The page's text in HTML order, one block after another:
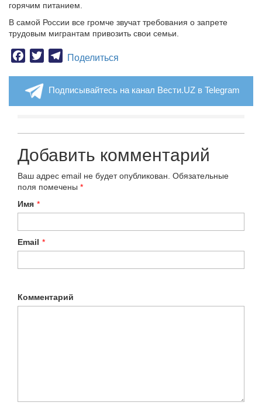
горячим питанием.
В самой России все громче звучат требования о запрете
трудовым мигрантам привозить свои семьи.
Facebook
TwitterTelegram
Поделиться
Подписывайтесь на канал Вести.UZ в Telegram
Добавить комментарий
Ваш адрес email не будет опубликован. Обязательные
поля помечены *
Имя *
Email *
Комментарий